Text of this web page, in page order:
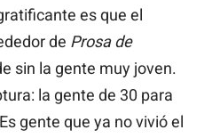
es que el
de Prosa de
sin la gente muy joven.
la gente de 30 para
gente que ya no vivió el